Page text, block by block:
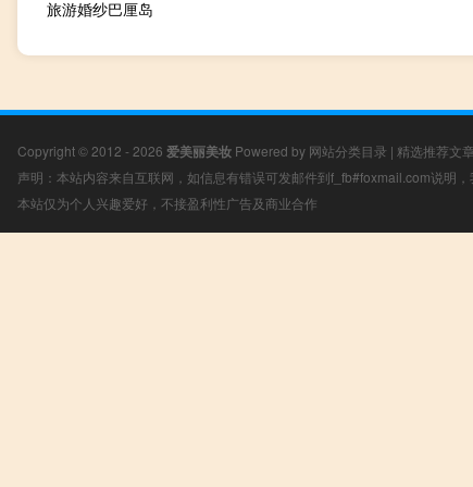
旅游婚纱巴厘岛
Copyright © 2012 - 2026 爱美丽美妆 Powered by 网站分类目录 | 精选推荐文章
声明：本站内容来自互联网，如信息有错误可发邮件到f_fb#foxmail.com说明
本站仅为个人兴趣爱好，不接盈利性广告及商业合作